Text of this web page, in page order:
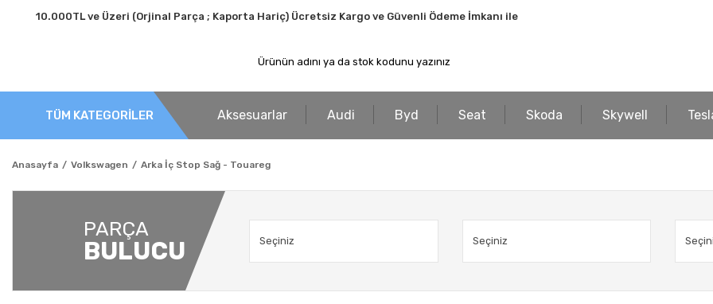
10.000TL ve Üzeri (Orjinal Parça ; Kaporta Hariç) Ücretsiz Kargo ve Güvenli Ödeme İmkanı ile
TÜM KATEGORİLER Aksesuarlar Audi Byd Seat Skoda Skywell
Anasayfa Volkswagen Arka İç Stop Sağ - Touareg
PARÇA
BULUCU